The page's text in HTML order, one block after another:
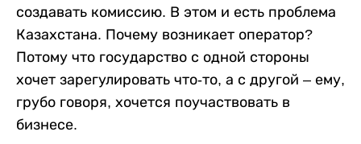
создавать комиссию. В этом и есть проблема
Казахстана. Почему возникает оператор?
Потому что государство с одной стороны
хочет зарегулировать что-то, а с другой – ему,
грубо говоря, хочется поучаствовать в
бизнесе.